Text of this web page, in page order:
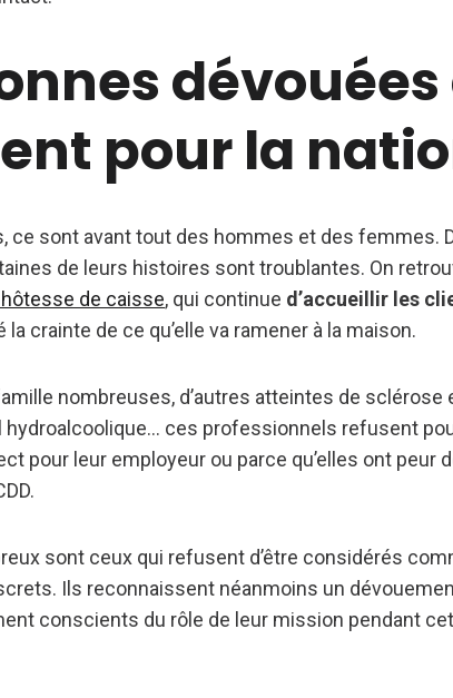
pour la
ce sont avant tout des hommes et des femmes.
de leurs histoires sont troublantes. On
hôtesse de caisse, qui continue d’accueillir les
la crainte de ce qu’elle va ramener à la maison.
nombreuses, d’autres atteintes de sclérose
hydroalcoolique… ces professionnels refusent
pour leur employeur ou parce qu’elles ont peur
sont ceux qui refusent d’être considérés
Ils reconnaissent néanmoins un
conscients du rôle de leur mission pendant